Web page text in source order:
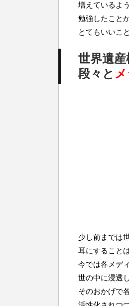
増えているよ
勉強したこと
とてもいいこ
世界遺産
段々と
少し前までは
耳にすること
今では各メデ
世の中に浸透
そのおかげで